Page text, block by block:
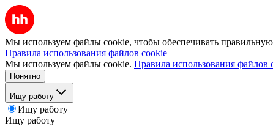
Мы используем файлы cookie, чтобы обеспечивать правильную
Правила использования файлов cookie
Мы используем файлы cookie. Правила использования файлов
Понятно
Ищу работу
Ищу работу
Ищу работу